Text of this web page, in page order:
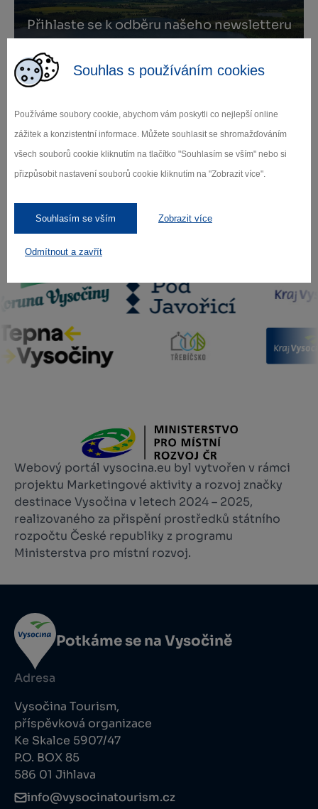
Souhlas s používáním cookies
Používáme soubory cookie, abychom vám poskytli co nejlepší online
zážitek a konzistentní informace. Můžete souhlasit se shromažďováním
všech souborů cookie kliknutím na tlačítko "Souhlasím se vším" nebo si
přizpůsobit nastavení souborů cookie kliknutím na "Zobrazit více".
Souhlasím se vším Zobrazit více
Odmítnout a zavřít
Přihlaste se k odběru našeho newsletteru
Záleží nám na ochraně osobních údajů.
Odebírat
Webový portál vysocina.eu byl vytvořen v rámci
projektu Marketingové aktivity a rozvoj značky
destinace Vysočina v letech 2024 – 2025,
realizovaného za přispění prostředků státního
rozpočtu České republiky z programu
Ministerstva pro místní rozvoj.
Potkáme se na Vysočině
Adresa
Vysočina Tourism,
příspěvková organizace
Ke Skalce 5907/47
P.O. BOX 85
586 01 Jihlava
info@vysocinatourism.cz